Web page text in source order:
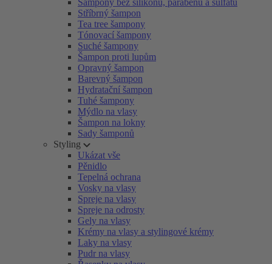
Šampony bez silikonů, parabenů a sulfátů
Stříbrný šampon
Tea tree šampony
Tónovací šampony
Suché šampony
Šampon proti lupům
Opravný šampon
Barevný šampon
Hydratační šampon
Tuhé šampony
Mýdlo na vlasy
Šampon na lokny
Sady šamponů
Styling
Ukázat vše
Pěnidlo
Tepelná ochrana
Vosky na vlasy
Spreje na vlasy
Spreje na odrosty
Gely na vlasy
Krémy na vlasy a stylingové krémy
Laky na vlasy
Pudr na vlasy